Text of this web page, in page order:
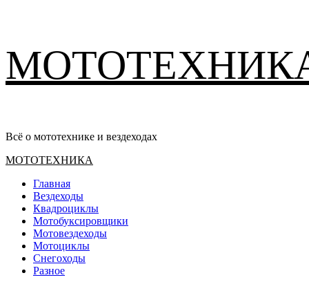
содержимому
Всё о мототехнике и вездеходах
Основное
МОТОТЕХНИКА
Главная
Вездеходы
Квадроциклы
Мотобуксировщики
Мотовездеходы
Мотоциклы
Снегоходы
Разное